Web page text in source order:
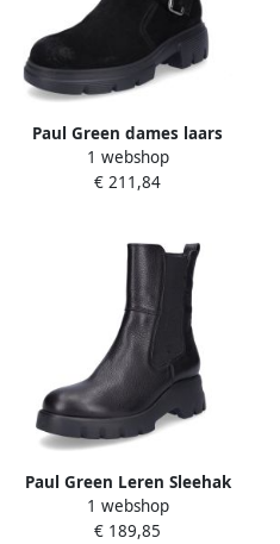
Paul Green dames laars
zwart
1 webshop
€ 211,84
Paul Green Leren Sleehak
Enkellaarzen
1 webshop
€ 189,85